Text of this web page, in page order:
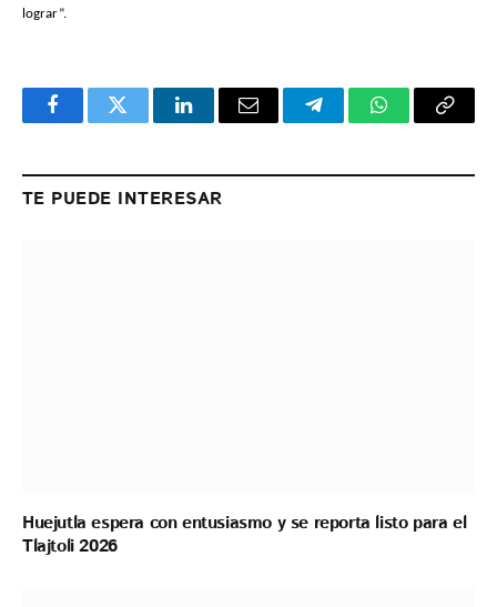
lograr”.
FacebookTwitter LinkedInEmail TelegramWhatsApp
Copy
TE PUEDE INTERESAR
Huejutla espera con entusiasmo y se reporta listo para el
Tlajtoli 2026